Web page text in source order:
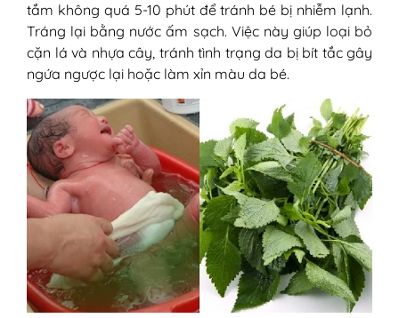
tắm không quá 5-10 phút để tránh bé bị nhiễm lạnh.
Tráng lại bằng nước ấm sạch. Việc này giúp loại bỏ
cặn lá và nhựa cây, tránh tình trạng da bị bít tắc gây
ngứa ngược lại hoặc làm xỉn màu da bé.